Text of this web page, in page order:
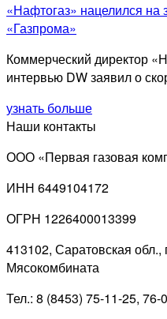
«Нафтогаз» нацелился на
«Газпрома»
Коммерческий директор
интервью DW заявил о
узнать больше
Наши контакты
ООО «Первая газовая
ИНН 6449104172
ОГРН 1226400013399
413102, Саратовская обл.,
Мясокомбината
Тел.: 8 (8453) 75-11-25, 76-